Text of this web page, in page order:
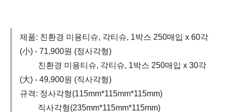
제품: 친환경 미용티슈, 각티슈, 1박스 250매입 x 60각
(小) - 71,900원 (정사각형)
친환경 미용티슈, 각티슈, 1박스 250매입 x 30각
(大) - 49,900원 (직사각형)
규격: 정사각형(115mm*115mm*115mm)
직사각형(235mm*115mm*115mm)